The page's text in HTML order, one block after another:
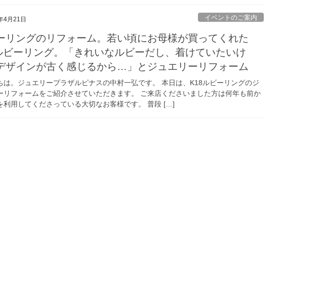
4月21日 イベントのご案内
リングのリフォーム。若い頃にお母様が買ってくれた
ビーリング。「きれいなルビーだし、着けていたいけ
ザインが古く感じるから…」とジュエリーリフォーム
は。ジュエリープラザルピナスの中村一弘です。 本日は、K18ルビーリングのジ
リフォームをご紹介させていただきます。 ご来店くださいました方は何年も前か
利用してくださっている大切なお客様です。 普段 […]